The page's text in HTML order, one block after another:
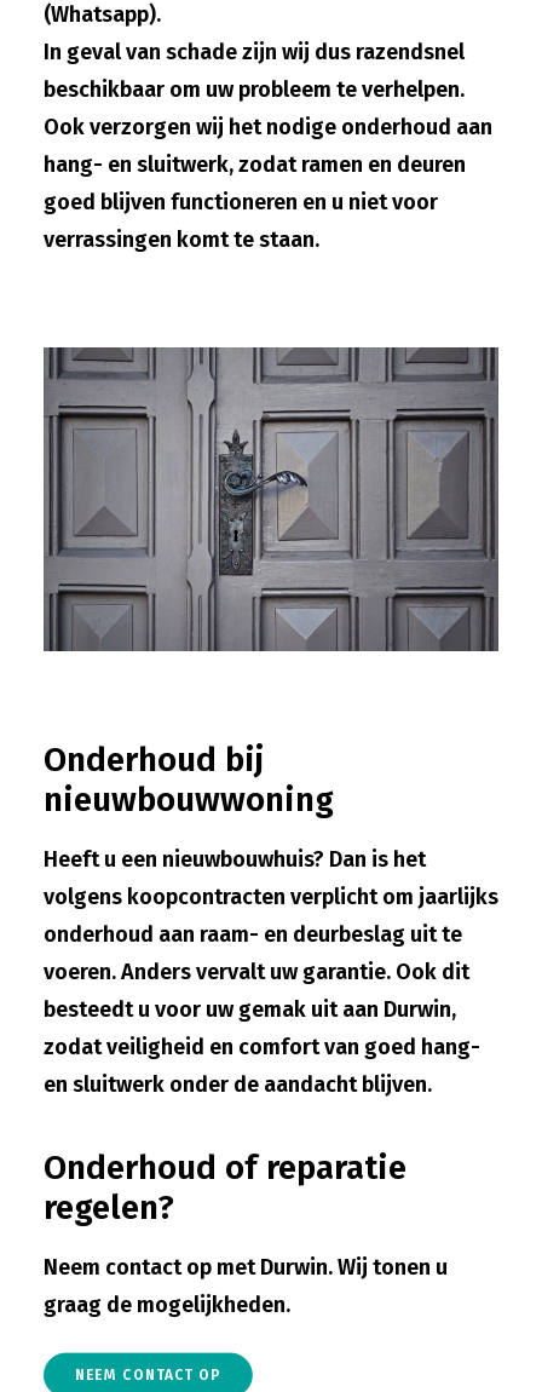
(Whatsapp).
In geval van schade zijn wij dus razendsnel
beschikbaar om uw probleem te verhelpen.
Ook verzorgen wij het nodige onderhoud aan
hang- en sluitwerk, zodat ramen en deuren
goed blijven functioneren en u niet voor
verrassingen komt te staan.
Onderhoud bij
nieuwbouwwoning
Heeft u een nieuwbouwhuis? Dan is het
volgens koopcontracten verplicht om jaarlijks
onderhoud aan raam- en deurbeslag uit te
voeren. Anders vervalt uw garantie. Ook dit
besteedt u voor uw gemak uit aan Durwin,
zodat veiligheid en comfort van goed hang-
en sluitwerk onder de aandacht blijven.
Onderhoud of reparatie
regelen?
Neem contact op met Durwin. Wij tonen u
graag de mogelijkheden.
NEEM CONTACT OP